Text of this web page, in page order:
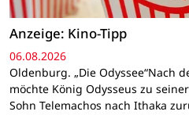
Anzeige: Kino-Tipp
06.08.2026
Oldenburg. „Die Odyssee“Nach
möchte König Odysseus zu
Sohn Telemachos nach Ithaka